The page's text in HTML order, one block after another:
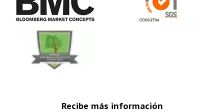
Recibe más información